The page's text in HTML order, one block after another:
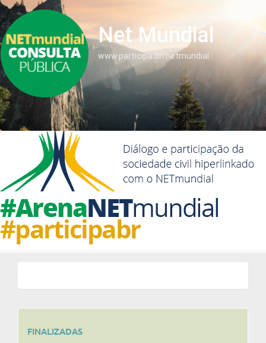
Net Mundial
www.participa.br/netmundial
FINALIZADAS